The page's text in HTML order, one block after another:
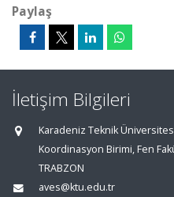
Paylaş
İletişim Bilgileri
Karadeniz Teknik
Koordinasyon Birimi, Fen
TRABZON
aves@ktu.edu.tr